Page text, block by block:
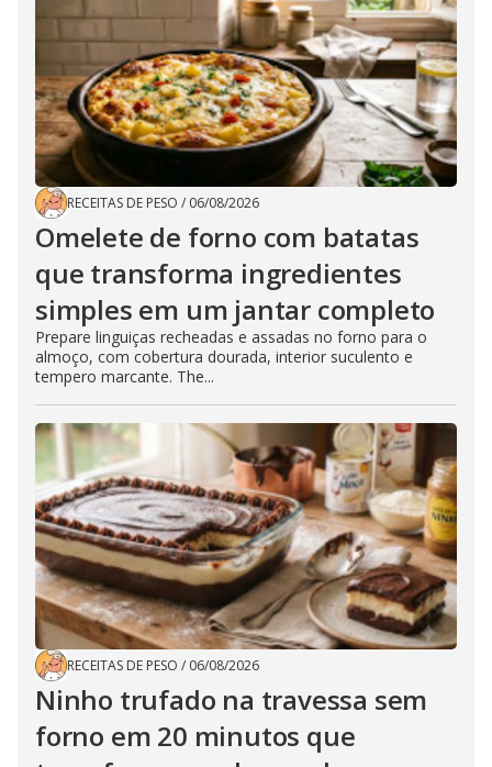
RECEITAS DE PESO / 06/08/2026
Omelete de forno com batatas
que transforma ingredientes
simples em um jantar completo
Prepare linguiças recheadas e assadas no forno para o
almoço, com cobertura dourada, interior suculento e
tempero marcante. The...
RECEITAS DE PESO / 06/08/2026
Ninho trufado na travessa sem
forno em 20 minutos que